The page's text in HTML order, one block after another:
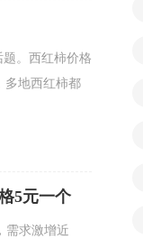
。西红柿价格
多地西红柿都
5元一个
需求激增近